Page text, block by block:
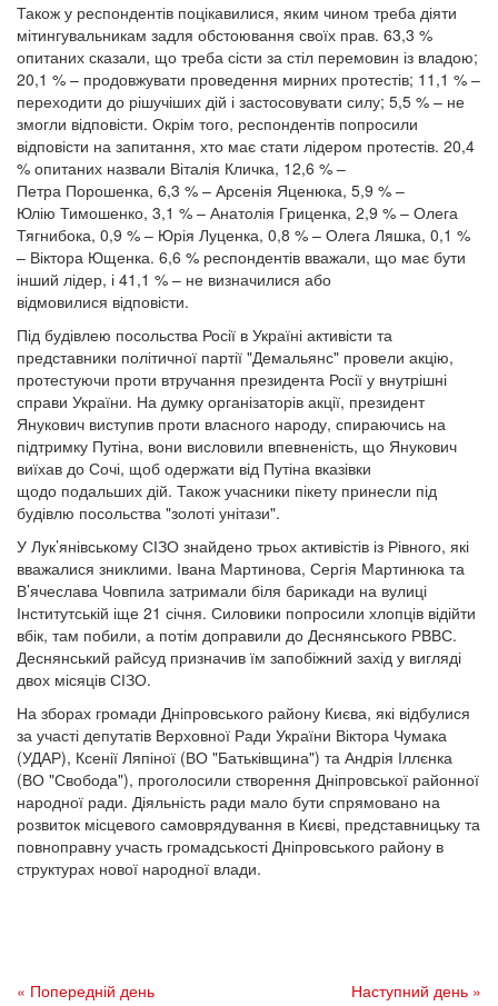
Також у респондентів поцікавилися, яким чином треба діяти
мітингувальникам задля обстоювання своїх прав. 63,3 %
опитаних сказали, що треба сісти за стіл перемовин із владою;
20,1 % – продовжувати проведення мирних протестів; 11,1 % –
переходити до рішучіших дій і застосовувати силу; 5,5 % – не
змогли відповісти. Окрім того, респондентів попросили
відповісти на запитання, хто має стати лідером протестів. 20,4
% опитаних назвали Віталія Кличка, 12,6 % –
Петра Порошенка, 6,3 % – Арсенія Яценюка, 5,9 % –
Юлію Тимошенко, 3,1 % – Анатолія Гриценка, 2,9 % – Олега
Тягнибока, 0,9 % – Юрія Луценка, 0,8 % – Олега Ляшка, 0,1 %
– Віктора Ющенка. 6,6 % респондентів вважали, що має бути
інший лідер, і 41,1 % – не визначилися або
відмовилися відповісти.
Під будівлею посольства Росії в Україні активісти та
представники політичної партії "Демальянс" провели акцію,
протестуючи проти втручання президента Росії у внутрішні
справи України. На думку організаторів акції, президент
Янукович виступив проти власного народу, спираючись на
підтримку Путіна, вони висловили впевненість, що Янукович
виїхав до Сочі, щоб одержати від Путіна вказівки
щодо подальших дій. Також учасники пікету принесли під
будівлю посольства "золоті унітази".
У Лук’янівському СІЗО знайдено трьох активістів із Рівного, які
вважалися зниклими. Івана Мартинова, Сергія Мартинюка та
В’ячеслава Човпила затримали біля барикади на вулиці
Інститутській іще 21 січня. Силовики попросили хлопців відійти
вбік, там побили, а потім доправили до Деснянського РВВС.
Деснянський райсуд призначив їм запобіжний захід у вигляді
двох місяців СІЗО.
На зборах громади Дніпровського району Києва, які відбулися
за участі депутатів Верховної Ради України Віктора Чумака
(УДАР), Ксенії Ляпіної (ВО "Батьківщина") та Андрія Іллєнка
(ВО "Свобода"), проголосили створення Дніпровської районної
народної ради. Діяльність ради мало бути спрямовано на
розвиток місцевого самоврядування в Києві, представницьку та
повноправну участь громадськості Дніпровського району в
структурах нової народної влади.
« Попередній день Наступний день »